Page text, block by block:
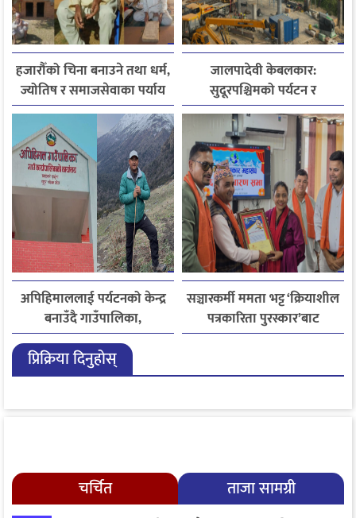
हजारौँको चिना बनाउने तथा धर्म,
ज्योतिष र समाजसेवाका पर्याय
धनदेव जोशी अब स्मृतिमा
जालपादेवी केबलकार:
सुदूरपश्चिमको पर्यटन र
समृद्धिको नयाँ आधार
अपिहिमाललाई पर्यटनको केन्द्र
बनाउँदै गाउँपालिका,
बहुआयामिक पर्यटन विकासमा
जोड
सञ्चारकर्मी ममता भट्ट ‘क्रियाशील
पत्रकारिता पुरस्कार’बाट
सम्मानित
प्रिक्रिया दिनुहोस्
चर्चित ताजा सामग्री